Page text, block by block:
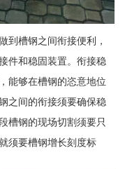
到槽钢之间衔接便利，
件和稳固装置。衔接稳
能够在槽钢的恣意地位
之间的衔接须要确保稳
槽钢的现场切割须要只
须要槽钢增长刻度标